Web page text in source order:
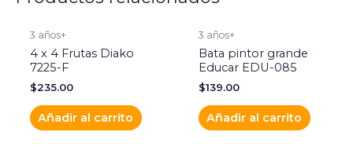
3 años+
4 x 4 Frutas Diako
7225-F
$235.00
Añadir al carrito
3 años+
Bata pintor grande
Educar EDU-085
$139.00
Añadir al carrito